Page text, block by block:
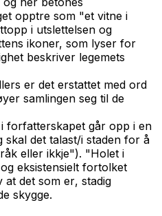
opptre som "et vitne i
i utslettelsen og
ikoner, som lyser for
beskriver legemets
er det erstattet med ord
samlingen seg til de
forfatterskapet går opp i en
det talast/i staden for å
eller ikkje"). "Holet i
eksistensielt fortolket
at det som er, stadig
skygge.